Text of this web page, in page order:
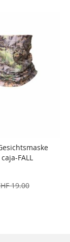
FALL
19.00